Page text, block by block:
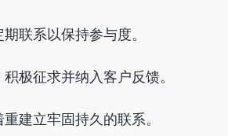
期联系以保持参与度。
积极征求并纳入客户反馈。
建立牢固持久的联系。